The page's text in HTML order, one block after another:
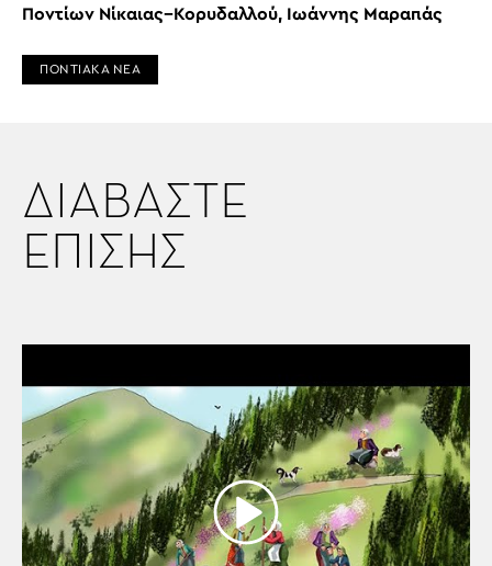
Ποντίων Νίκαιας−Κορυδαλλού, Ιωάννης Μαραπάς
ΠΟΝΤΙΑΚΑ ΝΕΑ
ΔΙΑΒΑΣΤΕ
ΕΠΙΣΗΣ